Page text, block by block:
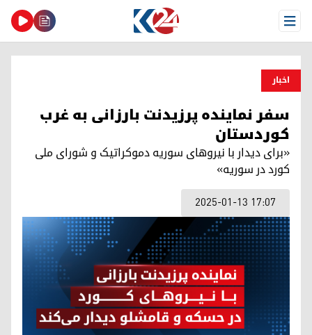
Open Menu
اخبار
سفر نماینده پرزیدنت بارزانی به غرب
کوردستان
«برای دیدار با نیروهای سوریه دموکراتیک و شورای ملی
کورد در سوریه»
2025-01-13 17:07